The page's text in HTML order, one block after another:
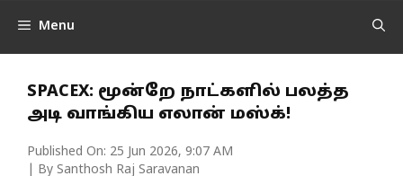
Menu
SPACEX: மூன்றே நாட்களில் பலத்த
அடி வாங்கிய எலான் மஸ்க்!
Published On: 25 Jun 2026, 9:07 AM
| By Santhosh Raj Saravanan